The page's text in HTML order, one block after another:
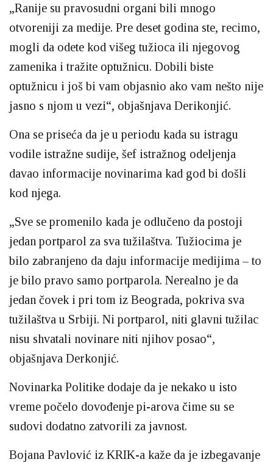
„Ranije su pravosudni organi bili mnogo
otvoreniji za medije. Pre deset godina ste, recimo,
mogli da odete kod višeg tužioca ili njegovog
zamenika i tražite optužnicu. Dobili biste
optužnicu i još bi vam objasnio ako vam nešto nije
jasno s njom u vezi“, objašnjava Derikonjić.
Ona se priseća da je u periodu kada su istragu
vodile istražne sudije, šef istražnog odeljenja
davao informacije novinarima kad god bi došli
kod njega.
„Sve se promenilo kada je odlučeno da postoji
jedan portparol za sva tužilaštva. Tužiocima je
bilo zabranjeno da daju informacije medijima – to
je bilo pravo samo portparola. Nerealno je da
jedan čovek i pri tom iz Beograda, pokriva sva
tužilaštva u Srbiji. Ni portparol, niti glavni tužilac
nisu shvatali novinare niti njihov posao“,
objašnjava Derkonjić.
Novinarka Politike dodaje da je nekako u isto
vreme počelo dovođenje pi-arova čime su se
sudovi dodatno zatvorili za javnost.
Bojana Pavlović iz KRIK-a kaže da je izbegavanje